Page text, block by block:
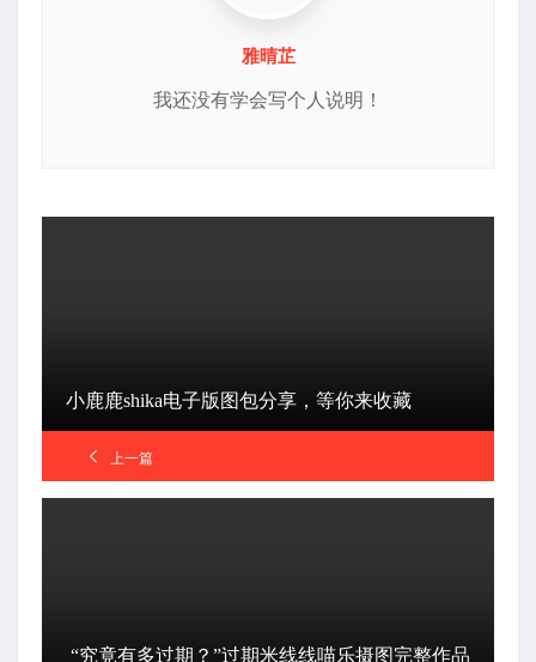
雅晴芷
我还没有学会写个人说明！
小鹿鹿shika电子版图包分享，等你来收藏
上一篇
“究竟有多过期？”过期米线线喵乐摄图完整作品